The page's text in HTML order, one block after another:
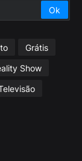
Grátis
Show